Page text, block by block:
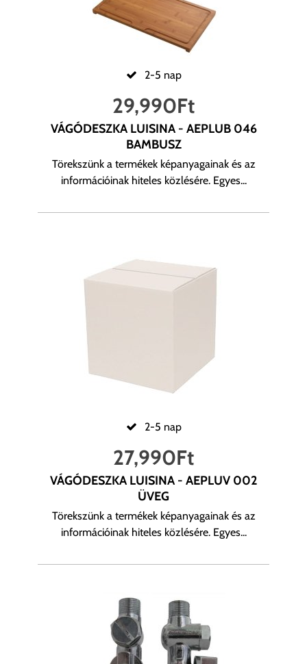
2-5 nap
29,990Ft
VÁGÓDESZKA LUISINA - AEPLUB 046
BAMBUSZ
Törekszünk a termékek képanyagainak és az
információinak hiteles közlésére. Egyes...
2-5 nap
27,990Ft
VÁGÓDESZKA LUISINA - AEPLUV 002
ÜVEG
Törekszünk a termékek képanyagainak és az
információinak hiteles közlésére. Egyes...